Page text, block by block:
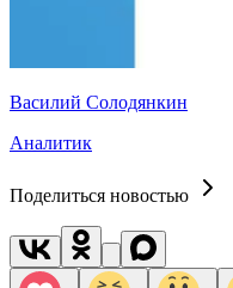
Василий Солодянкин
Аналитик
Поделиться новостью